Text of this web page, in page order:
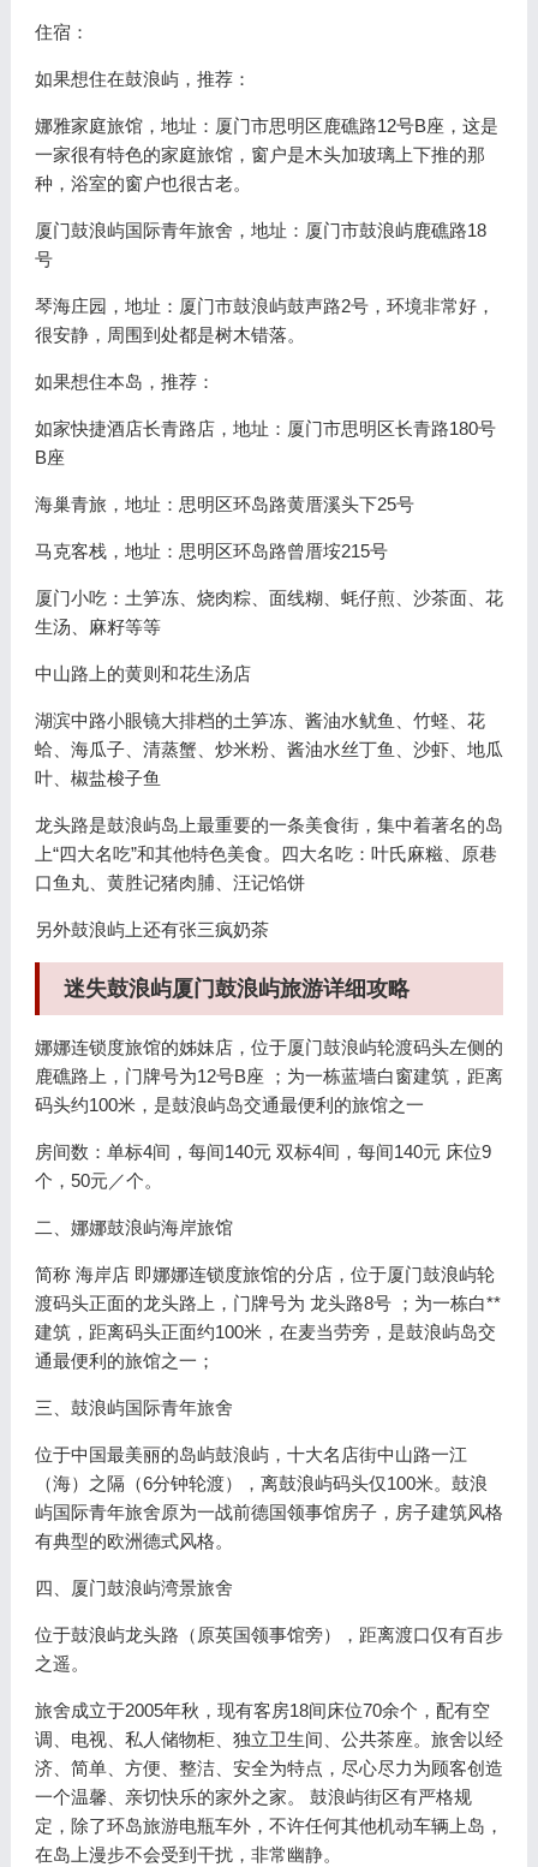
住宿：
如果想住在鼓浪屿，推荐：
娜雅家庭旅馆，地址：厦门市思明区鹿礁路12号B座，这是
一家很有特色的家庭旅馆，窗户是木头加玻璃上下推的那
种，浴室的窗户也很古老。
厦门鼓浪屿国际青年旅舍，地址：厦门市鼓浪屿鹿礁路18
号
琴海庄园，地址：厦门市鼓浪屿鼓声路2号，环境非常好，
很安静，周围到处都是树木错落。
如果想住本岛，推荐：
如家快捷酒店长青路店，地址：厦门市思明区长青路180号
B座
海巢青旅，地址：思明区环岛路黄厝溪头下25号
马克客栈，地址：思明区环岛路曾厝垵215号
厦门小吃：土笋冻、烧肉粽、面线糊、蚝仔煎、沙茶面、花
生汤、麻籽等等
中山路上的黄则和花生汤店
湖滨中路小眼镜大排档的土笋冻、酱油水鱿鱼、竹蛏、花
蛤、海瓜子、清蒸蟹、炒米粉、酱油水丝丁鱼、沙虾、地瓜
叶、椒盐梭子鱼
龙头路是鼓浪屿岛上最重要的一条美食街，集中着著名的岛
上“四大名吃”和其他特色美食。四大名吃：叶氏麻糍、原巷
口鱼丸、黄胜记猪肉脯、汪记馅饼
另外鼓浪屿上还有张三疯奶茶
迷失鼓浪屿厦门鼓浪屿旅游详细攻略
娜娜连锁度旅馆的姊妹店，位于厦门鼓浪屿轮渡码头左侧的
鹿礁路上，门牌号为12号B座 ；为一栋蓝墙白窗建筑，距离
码头约100米，是鼓浪屿岛交通最便利的旅馆之一
房间数：单标4间，每间140元 双标4间，每间140元 床位9
个，50元／个。
二、娜娜鼓浪屿海岸旅馆
简称 海岸店 即娜娜连锁度旅馆的分店，位于厦门鼓浪屿轮
渡码头正面的龙头路上，门牌号为 龙头路8号 ；为一栋白**
建筑，距离码头正面约100米，在麦当劳旁，是鼓浪屿岛交
通最便利的旅馆之一；
三、鼓浪屿国际青年旅舍
位于中国最美丽的岛屿鼓浪屿，十大名店街中山路一江
（海）之隔（6分钟轮渡），离鼓浪屿码头仅100米。鼓浪
屿国际青年旅舍原为一战前德国领事馆房子，房子建筑风格
有典型的欧洲德式风格。
四、厦门鼓浪屿湾景旅舍
位于鼓浪屿龙头路（原英国领事馆旁），距离渡口仅有百步
之遥。
旅舍成立于2005年秋，现有客房18间床位70余个，配有空
调、电视、私人储物柜、独立卫生间、公共茶座。旅舍以经
济、简单、方便、整洁、安全为特点，尽心尽力为顾客创造
一个温馨、亲切快乐的家外之家。 鼓浪屿街区有严格规
定，除了环岛旅游电瓶车外，不许任何其他机动车辆上岛，
在岛上漫步不会受到干扰，非常幽静。